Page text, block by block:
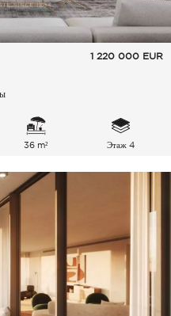
1 220 000 EUR
36 m² Этаж 4